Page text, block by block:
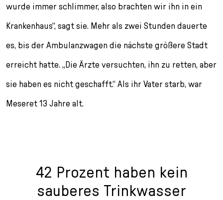
wurde immer schlimmer, also brachten wir ihn in ein
Krankenhaus“, sagt sie. Mehr als zwei Stunden dauerte
es, bis der Ambulanzwagen die nächste größere Stadt
erreicht hatte. „Die Ärzte versuchten, ihn zu retten, aber
sie haben es nicht geschafft.“ Als ihr Vater starb, war
Meseret 13 Jahre alt.
42 Prozent haben kein
sauberes Trinkwasser